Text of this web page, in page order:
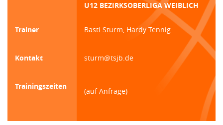
U12 BEZIRKSOBERLIGA WEIBLICH
Trainer Basti Sturm, Hardy Tennig
Kontakt sturm@tsjb.de
Trainingszeiten
(auf Anfrage)